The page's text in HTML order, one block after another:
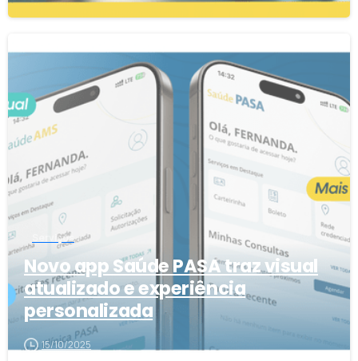
Serviços
Novo app Saúde PASA traz visual
atualizado e experiência
personalizada
15/10/2025